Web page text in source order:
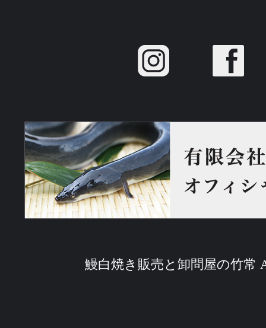
鰻白焼き販売と卸問屋の竹常